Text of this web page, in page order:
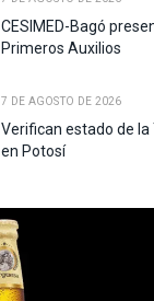
CESIMED-Bagó
Primeros Auxilios
7 DE AGOSTO DE 2026
Verifican estado de
en Potosí